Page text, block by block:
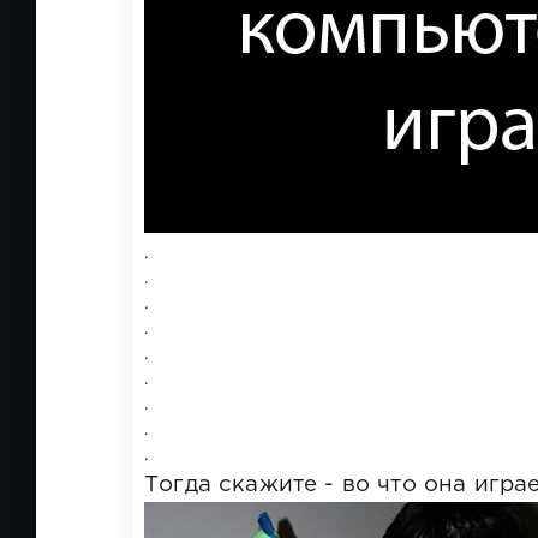
.
.
.
.
.
.
.
.
.
Тогда скажите - во что она